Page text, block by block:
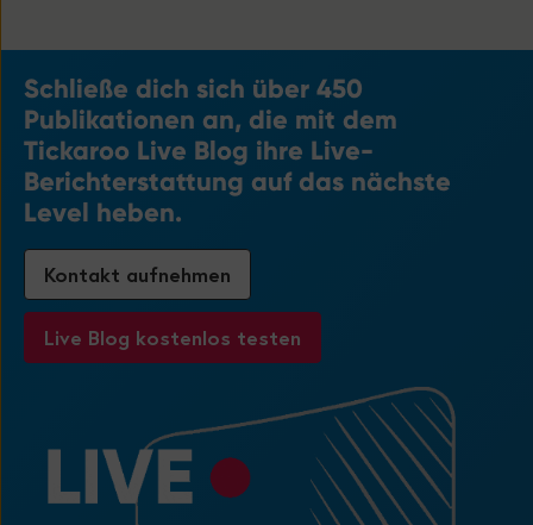
Publikationen an, die mit dem
Tickaroo Live Blog ihre Live-
Berichterstattung auf das nächste
Level heben.
Kontakt aufnehmen
Live Blog kostenlos testen